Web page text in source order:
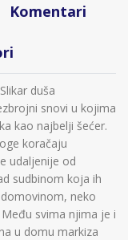
Komentari
duša
snovi u kojima
kao najbelji šećer.
koračaju
udaljenije od
sudbinom koja ih
neko
svima njima je i
u domu markiza